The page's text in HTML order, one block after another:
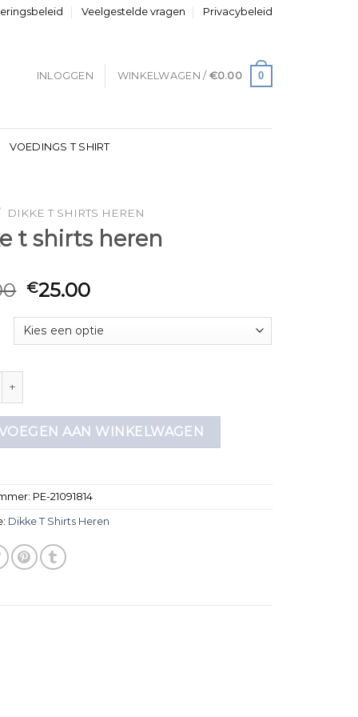
Veelgestelde vragen Privacybeleid
INLOGGEN WINKELWAGEN / €0.00 0
VOEDINGS T SHIRT
DIKKE T SHIRTS HEREN
t shirts heren
€25.00
heren aantal
AAN WINKELWAGEN
PE-21091814
Dikke T Shirts Heren